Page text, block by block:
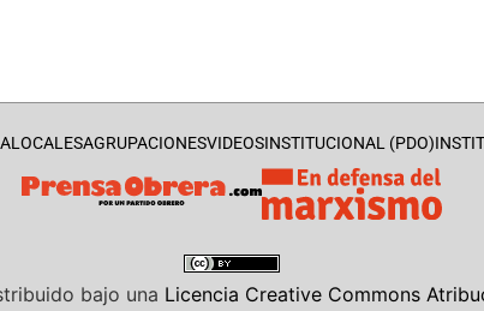
LOCALESAGRUPACIONESVIDEOSINSTITUCIONAL (PDO)
bajo una Licencia Creative Commons